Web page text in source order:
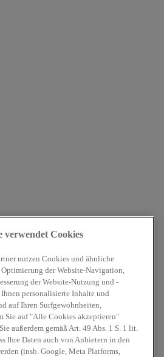
verwendet Cookies
nutzen Cookies und ähnliche
der Website-Navigation,
der Website-Nutzung und -
personalisierte Inhalte und
auf Ihren Surfgewohnheiten,
Sie auf "Alle Cookies akzeptieren"
außerdem gemäß Art. 49 Abs. 1 S. 1 lit.
Ihre Daten auch von Anbietern in den
(insb. Google, Meta Platforms,